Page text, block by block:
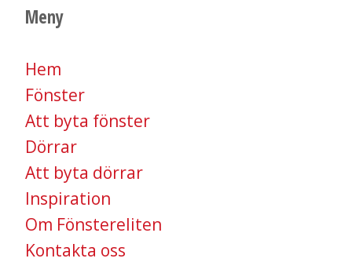
Meny
Hem
Fönster
Att byta fönster
Dörrar
Att byta dörrar
Inspiration
Om Fönstereliten
​​​​​​​Kontakta oss